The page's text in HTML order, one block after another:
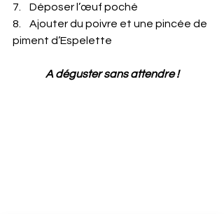
7.    Déposer l’œuf poché
8.    Ajouter du poivre et une pincée de
piment d’Espelette
A déguster sans attendre !